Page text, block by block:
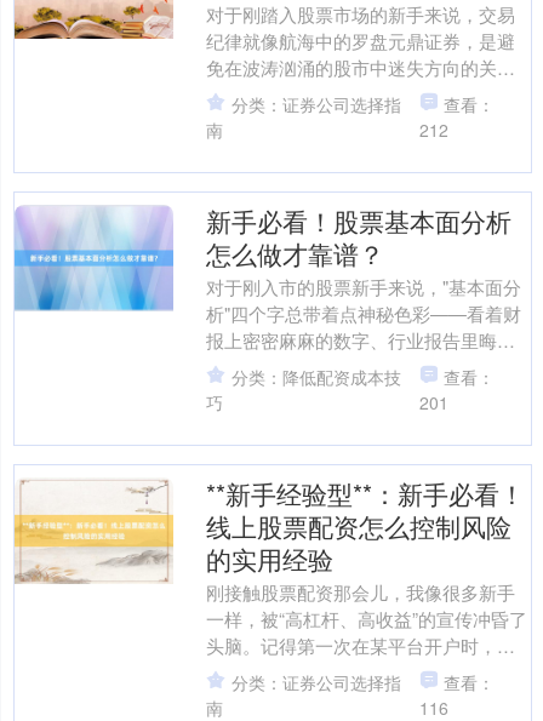
对于刚踏入股票市场的新手来说，交易
纪律就像航海中的罗盘元鼎证券，是避
免在波涛汹涌的股市中迷失方向的关
键。然而，如何建立一套行之有效的交
易纪律，却让许多新手感到困....
分类：证券公司选择指
南
查看：
212
新手必看！股票基本面分析
怎么做才靠谱？
对于刚入市的股票新手来说，"基本面分
析"四个字总带着点神秘色彩——看着财
报上密密麻麻的数字、行业报告里晦涩
的专业术语，很多人要么望而却步，要
么盲目照搬"价值投资....
分类：降低配资成本技
巧
查看：
201
**新手经验型**：新手必看！
线上股票配资怎么控制风险
的实用经验
刚接触股票配资那会儿，我像很多新手
一样，被“高杠杆、高收益”的宣传冲昏了
头脑。记得第一次在某平台开户时，客
服反复强调“10倍杠杆，本金1万就能操
作10万”，我盯....
分类：证券公司选择指
南
查看：
116